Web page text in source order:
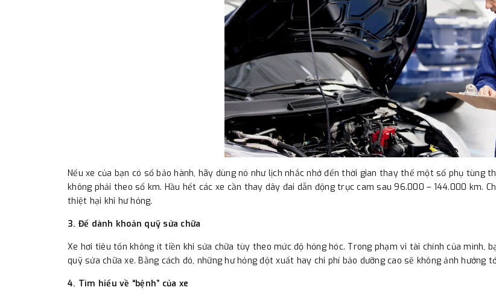
Nếu xe của bạn có sổ bảo hành, hãy dùng nó như lịch nhắc nhở đến thời gian thay thế một số phụ tùng
không phải theo số km. Hầu hết các xe cần thay dây đai dẫn động trục cam sau 96.000 – 144.000 km.
thiệt hại khi hư hỏng.
3. Để dành khoản quỹ sửa chữa
Xe hơi tiêu tốn không ít tiền khi sửa chữa tùy theo mức độ hỏng hóc. Trong phạm vi tài chính của mình,
quỹ sửa chữa xe. Bằng cách đó, những hư hỏng đột xuất hay chi phí bảo dưỡng cao sẽ không ảnh hưởng
4. Tìm hiểu về “bệnh” của xe